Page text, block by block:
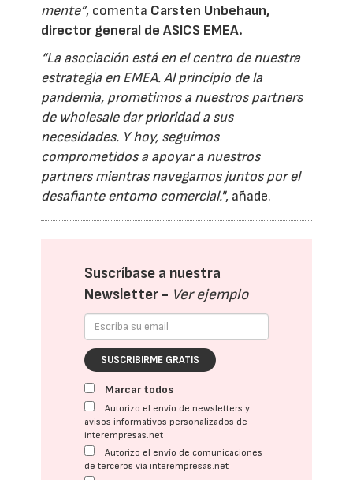
mente”, comenta Carsten Unbehaun,
director general deASICS EMEA.
“La asociación está en el centro de nuestra
estrategia en EMEA. Al principio de la
pandemia, prometimos a nuestros partners
de wholesale dar prioridad a sus
necesidades. Y hoy, seguimos
comprometidos a apoyar a nuestros
partners mientras navegamos juntos por el
desafiante entorno comercial.", añade.
Suscríbase a nuestra
Newsletter - Ver ejemplo
SUSCRIBIRME GRATIS
Marcar todos
Autorizo el envío de newsletters y
avisos informativos personalizados de
interempresas.net
Autorizo el envío de comunicaciones
de terceros vía interempresas.net